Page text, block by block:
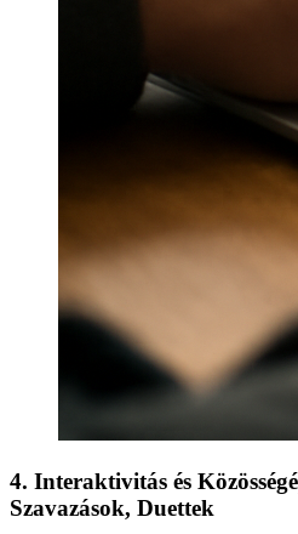
4. Interaktivitás és
Szavazások, Duettek